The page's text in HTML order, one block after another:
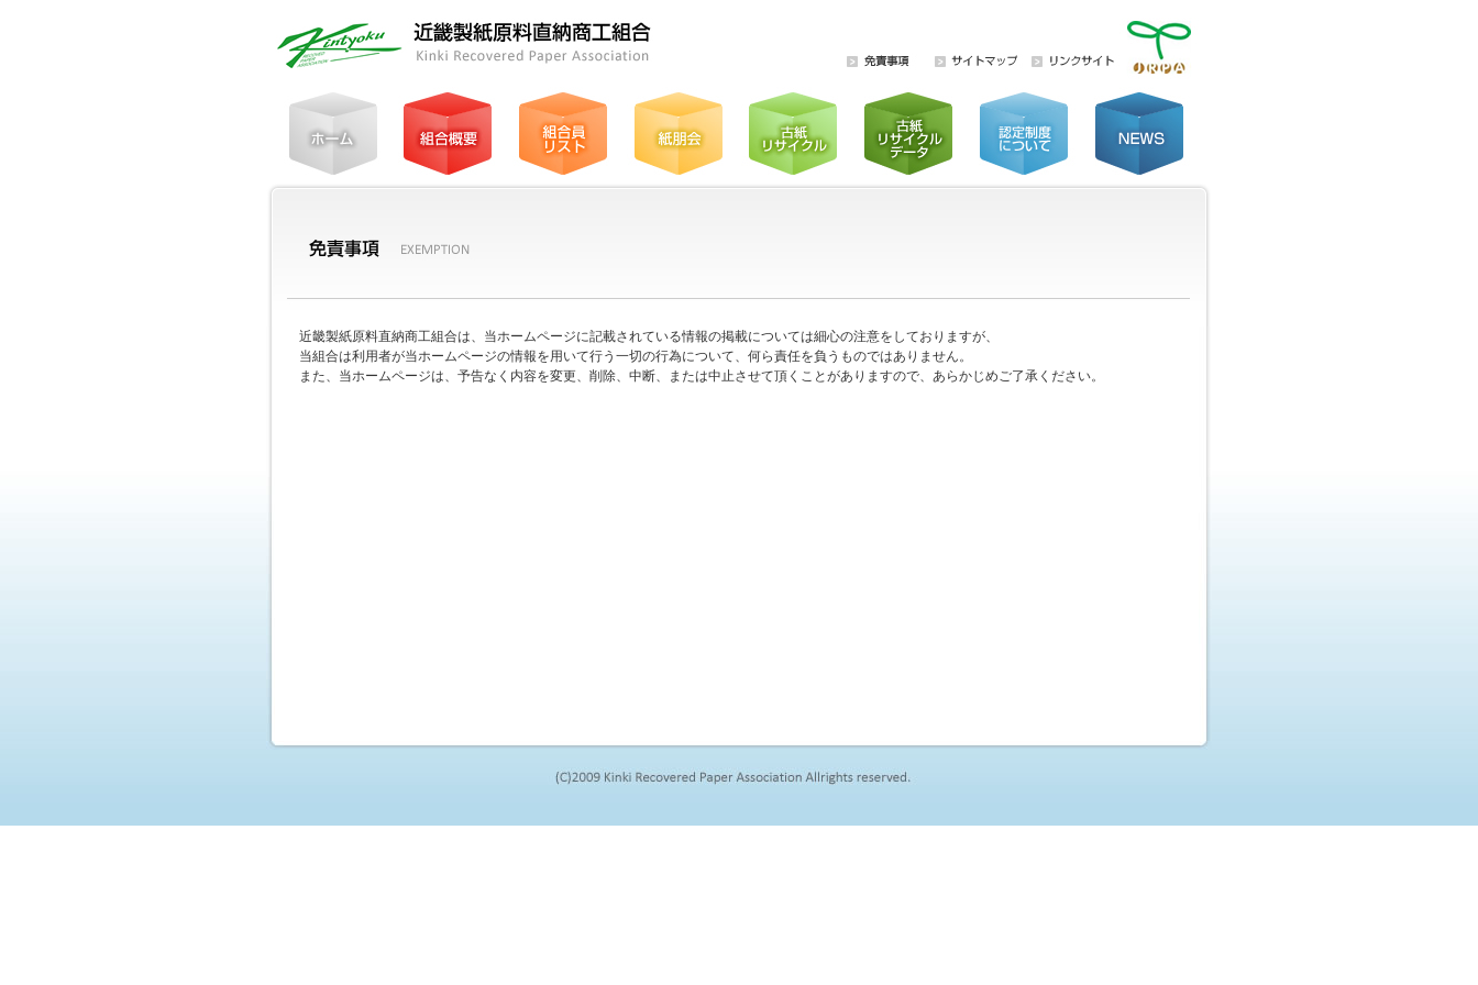
近畿製紙原料直納商工組合は、当ホームページに記載されている情報の掲載については細心の注意をしておりますが、
当組合は利用者が当ホームページの情報を用いて行う一切の行為について、何ら責任を負うものではありません。
また、当ホームページは、予告なく内容を変更、削除、中断、または中止させて頂くことがありますので、あらかじめご了承ください。